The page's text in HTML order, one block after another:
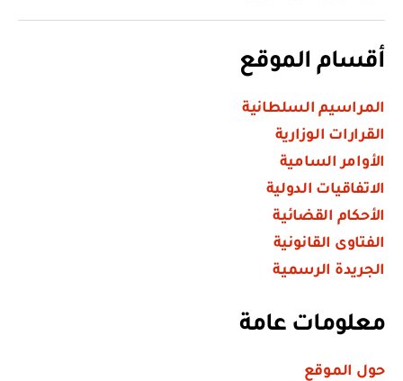
أقسام الموقع
المراسيم السلطانية
القرارات الوزارية
الأوامر السامية
الاتفاقيات الدولية
الأحكام القضائية
الفتاوى القانونية
الجريدة الرسمية
معلومات عامة
حول الموقع